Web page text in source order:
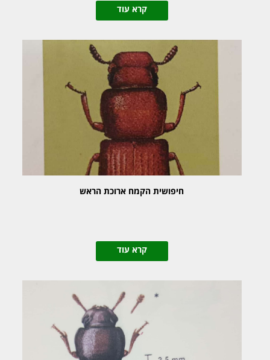
קרא עוד
חיפושית הקמח ארוכת הראש
קרא עוד